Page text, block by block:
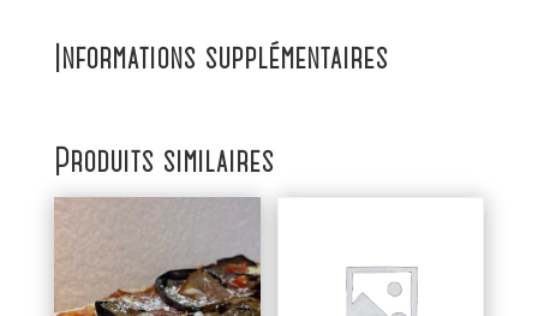
Informations supplémentaires
Produits similaires